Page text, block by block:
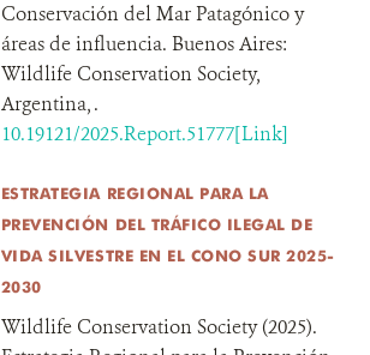
Conservación del Mar Patagónico y
áreas de influencia. Buenos Aires:
Wildlife Conservation Society,
Argentina, .
10.19121/2025.Report.51777[Link]
ESTRATEGIA REGIONAL PARA LA
PREVENCIÓN DEL TRÁFICO ILEGAL DE
VIDA SILVESTRE EN EL CONO SUR 2025-
2030
Wildlife Conservation Society (2025).